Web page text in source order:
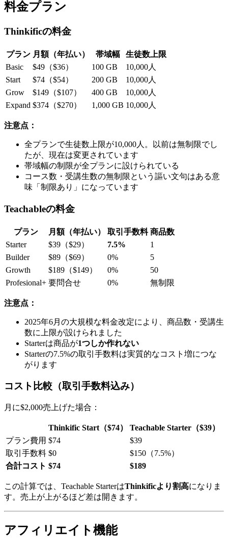
料金プラン
Thinkificの料金
プラン 月額（年払い） 帯域幅
生徒数上限
Basic
$49（$36） 100 GB
10,000人
Start
$74（$54） 200 GB
10,000人
Grow
$149（$107） 400 GB
10,000人
Expand $374（$270） 1,000 GB 10,000人
注意点：
全プランで生徒数上限が10,000人。以前は無制限でし
たが、現在は変更されています
帯域幅の制限が全プランに設けられている
コース数・受講生数の無制限という謳い文句はある意
味「制限あり」になっています
Teachableの料金
プラン 月額（年払い） 取引手数料 商品数
Starter
$39（$29） 7.5%
1
Builder
$89（$69） 0%
5
Growth
$189（$149） 0%
50
Profesional+ 要問合せ 0% 無制限
注意点：
2025年6月の大規模な料金改定により、商品数・受講生
数に上限が設けられました
Starterは商品が1つしか作れない
Starterの7.5%の取引手数料は実質的なコスト増につな
がります
コスト比較（取引手数料込み）
月に$2,000売上げた場合：
Thinkific Start（$74）
Teachable Starter（$39）
プラン費用 $74
$39
取引手数料 $0
$150（7.5%）
合計コスト $74 $189
この計算では、Teachable StarterはThinkificより割高になりま
す。売上が上がるほど差は開きます。
アフィリエイト機能